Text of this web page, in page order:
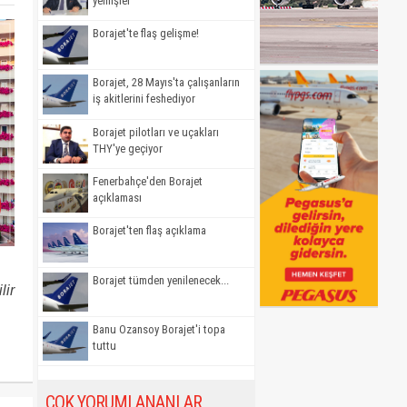
Borajet'te flaş gelişme!
Borajet, 28 Mayıs'ta çalışanların
iş akitlerini feshediyor
Borajet pilotları ve uçakları
THY'ye geçiyor
Fenerbahçe'den Borajet
açıklaması
Borajet'ten flaş açıklama
Borajet tümden yenilenecek...
Banu Ozansoy Borajet'i topa
tuttu